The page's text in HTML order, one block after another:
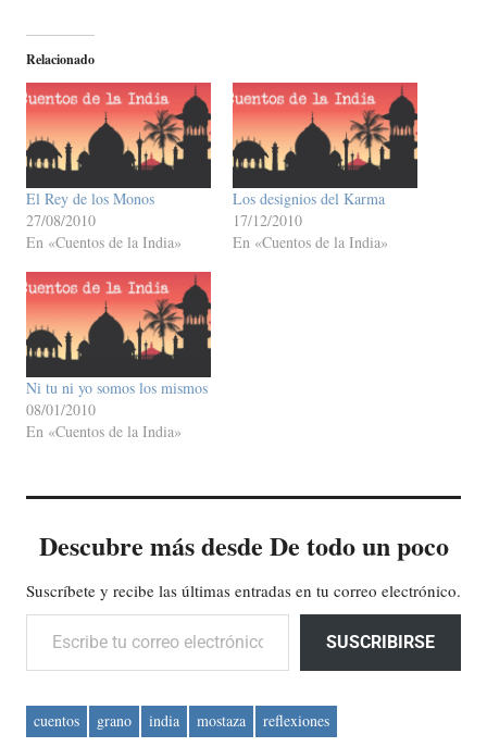
Relacionado
El Rey de los Monos
27/08/2010
En «Cuentos de la India»
Los designios del Karma
17/12/2010
En «Cuentos de la India»
Ni tu ni yo somos los mismos
08/01/2010
En «Cuentos de la India»
Descubre más desde De todo un poco
Suscríbete y recibe las últimas entradas en tu correo electrónico.
Escribe tu correo electrónico…
SUSCRIBIRSE
cuentos grano india mostaza reflexiones